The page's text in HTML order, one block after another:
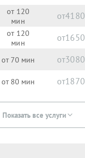
120 4180
120 1650
70 3080
80 1870
Показать все услуги